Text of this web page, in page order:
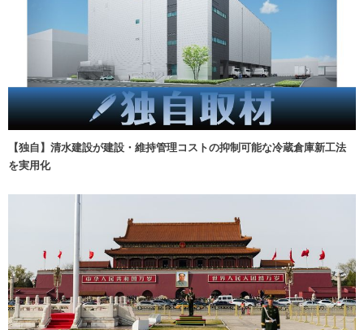
【独自】清水建設が建設・維持管理コストの抑制可能な冷蔵倉庫新工法
を実用化